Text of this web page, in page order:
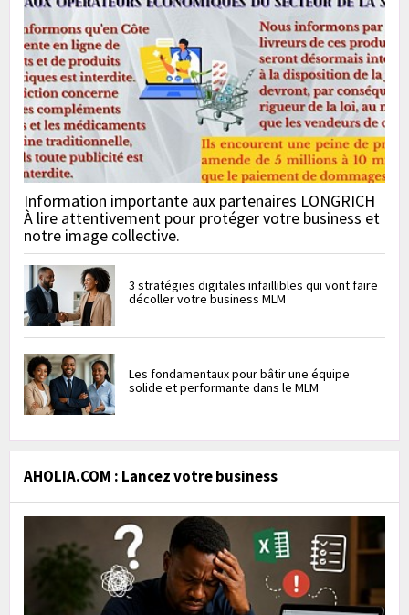
Information importante aux partenaires LONGRICH
À lire attentivement pour protéger votre business et
notre image collective.
3 stratégies digitales infaillibles qui vont faire
décoller votre business MLM
Les fondamentaux pour bâtir une équipe
solide et performante dans le MLM
AHOLIA.COM : Lancez votre business